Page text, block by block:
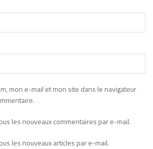
mon e-mail et mon site dans le navigateur
les nouveaux commentaires par e-mail.
les nouveaux articles par e-mail.